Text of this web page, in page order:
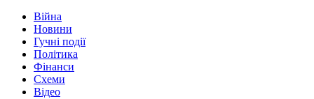
Війна
Новини
Гучні події
Політика
Фінанси
Схеми
Відео